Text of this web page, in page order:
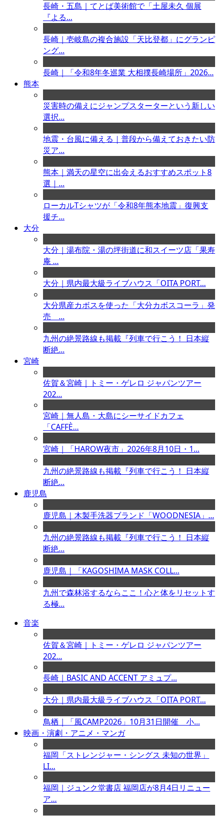
長崎・五島｜てとば美術館で「土屋未久 個展
『よる...
長崎｜壱岐島の複合施設「天比登都」にグランピ
ング...
長崎｜「令和8年冬巡業 大相撲長崎場所」2026...
熊本
災害時の備えにジャンプスターターという新しい
選択...
地震・台風に備える｜普段から備えておきたい防
災ア...
熊本｜満天の星空に出会えるおすすめスポット8
選｜...
ローカルTシャツが「令和8年熊本地震」復興支
援チ...
大分
大分｜湯布院・湯の坪街道に和スイーツ店「果寿
庵 ...
大分｜県内最大級ライブハウス「OITA PORT...
大分県産カボスを使った「大分カボスコーラ」発
売 ...
九州の絶景路線も掲載『列車で行こう！ 日本縦
断絶...
宮崎
佐賀＆宮崎｜トミー・ゲレロ ジャパンツアー
202...
宮崎｜無人島・大島にシーサイドカフェ
「CAFFÈ...
宮崎｜「HAROW夜市」2026年8月10日・1...
九州の絶景路線も掲載『列車で行こう！ 日本縦
断絶...
鹿児島
鹿児島｜木製手洗器ブランド「WOODNESIA」...
九州の絶景路線も掲載『列車で行こう！ 日本縦
断絶...
鹿児島｜「KAGOSHIMA MASK COLL...
九州で森林浴するならここ！心と体をリセットす
る極...
音楽
佐賀＆宮崎｜トミー・ゲレロ ジャパンツアー
202...
長崎｜BASIC AND ACCENT アミュプ...
大分｜県内最大級ライブハウス「OITA PORT...
鳥栖｜「風CAMP2026」10月31日開催 小...
映画・演劇・アニメ・マンガ
福岡「ストレンジャー・シングス 未知の世界」
LI...
福岡｜ジュンク堂書店 福岡店が8月4日リニュー
ア...